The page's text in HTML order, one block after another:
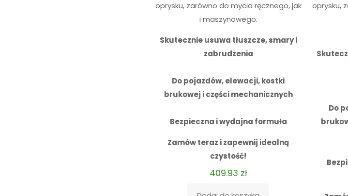
oprysku, zarówno do mycia ręcznego, jak
i maszynowego.
Skutecznie usuwa tłuszcze, smary i
zabrudzenia
Do pojazdów, elewacji, kostki
brukowej i części mechanicznych
Bezpieczna i wydajna formuła
Zamów teraz i zapewnij idealną
czystość!
409.93 zł
oprysku,
Do